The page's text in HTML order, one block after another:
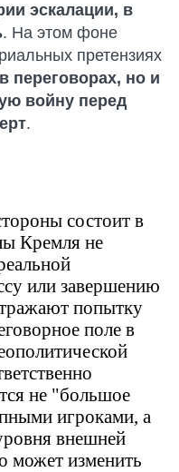
эскалации, в
. На этом фоне
претензиях
переговорах, но и
войну перед
.
состоит в
Кремля не
или завершению
попытку
поле в
не "большое
игроками, а
внешней
может изменить